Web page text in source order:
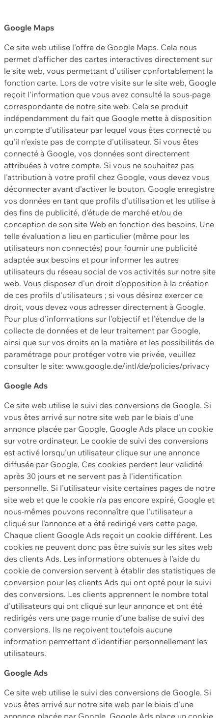
Google Maps
Ce site web utilise l'offre de Google Maps. Cela nous
permet d'afficher des cartes interactives directement sur
le site web, vous permettant d'utiliser confortablement la
fonction carte. Lors de votre visite sur le site web, Google
reçoit l'information que vous avez consulté la sous-page
correspondante de notre site web. Cela se produit
indépendamment du fait que Google mette à disposition
un compte d'utilisateur par lequel vous êtes connecté ou
qu'il n'existe pas de compte d'utilisateur. Si vous êtes
connecté à Google, vos données sont directement
attribuées à votre compte. Si vous ne souhaitez pas
l'attribution à votre profil chez Google, vous devez vous
déconnecter avant d'activer le bouton. Google enregistre
vos données en tant que profils d'utilisation et les utilise à
des fins de publicité, d'étude de marché et/ou de
conception de son site Web en fonction des besoins. Une
telle évaluation a lieu en particulier (même pour les
utilisateurs non connectés) pour fournir une publicité
adaptée aux besoins et pour informer les autres
utilisateurs du réseau social de vos activités sur notre site
web. Vous disposez d'un droit d'opposition à la création
de ces profils d'utilisateurs ; si vous désirez exercer ce
droit, vous devez vous adresser directement à Google.
Pour plus d'informations sur l'objectif et l'étendue de la
collecte de données et de leur traitement par Google,
ainsi que sur vos droits en la matière et les possibilités de
paramétrage pour protéger votre vie privée, veuillez
consulter le site: www.google.de/intl/de/policies/privacy
Google Ads
Ce site web utilise le suivi des conversions de Google. Si
vous êtes arrivé sur notre site web par le biais d'une
annonce placée par Google, Google Ads place un cookie
sur votre ordinateur. Le cookie de suivi des conversions
est activé lorsqu'un utilisateur clique sur une annonce
diffusée par Google. Ces cookies perdent leur validité
après 30 jours et ne servent pas à l'identification
personnelle. Si l'utilisateur visite certaines pages de notre
site web et que le cookie n'a pas encore expiré, Google et
nous-mêmes pouvons reconnaître que l'utilisateur a
cliqué sur l'annonce et a été redirigé vers cette page.
Chaque client Google Ads reçoit un cookie différent. Les
cookies ne peuvent donc pas être suivis sur les sites web
des clients Ads. Les informations obtenues à l'aide du
cookie de conversion servent à établir des statistiques de
conversion pour les clients Ads qui ont opté pour le suivi
des conversions. Les clients apprennent le nombre total
d'utilisateurs qui ont cliqué sur leur annonce et ont été
redirigés vers une page munie d'une balise de suivi des
conversions. Ils ne reçoivent toutefois aucune
information permettant d'identifier personnellement les
utilisateurs.
Google Ads
Ce site web utilise le suivi des conversions de Google. Si
vous êtes arrivé sur notre site web par le biais d'une